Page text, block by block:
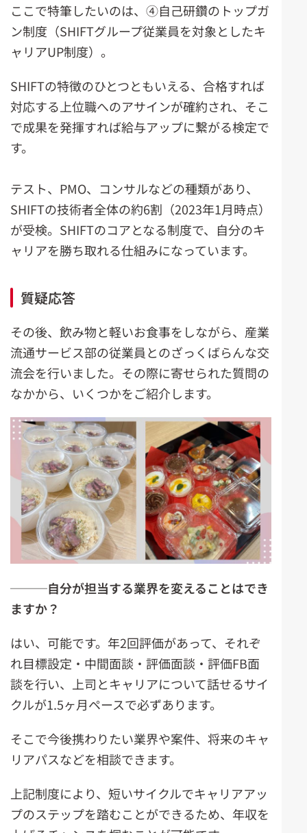
ここで特筆したいのは、④自己研鑽のトップガ
ン制度（SHIFTグループ従業員を対象としたキ
ャリアUP制度）。
SHIFTの特徴のひとつともいえる、合格すれば
対応する上位職へのアサインが確約され、そこ
で成果を発揮すれば給与アップに繋がる検定で
す。
テスト、PMO、コンサルなどの種類があり、
SHIFTの技術者全体の約6割（2023年1月時点）
が受検。SHIFTのコアとなる制度で、自分のキ
ャリアを勝ち取れる仕組みになっています。
質疑応答
その後、飲み物と軽いお食事をしながら、産業
流通サービス部の従業員とのざっくばらんな交
流会を行いました。その際に寄せられた質問の
なかから、いくつかをご紹介します。
───自分が担当する業界を変えることはでき
ますか？
はい、可能です。年2回評価があって、それぞ
れ目標設定・中間面談・評価面談・評価FB面
談を行い、上司とキャリアについて話せるサイ
クルが1.5ヶ月ペースで必ずあります。
そこで今後携わりたい業界や案件、将来のキャ
リアパスなどを相談できます。
上記制度により、短いサイクルでキャリアアッ
プのステップを踏むことができるため、年収を